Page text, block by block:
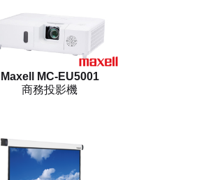
Maxell MC-EU5001
商務投影機